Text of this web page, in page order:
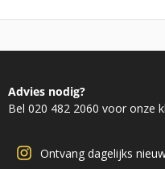
Advies nodig?
Bel 020 482 2060 voor onze
Ontvang dagelijks